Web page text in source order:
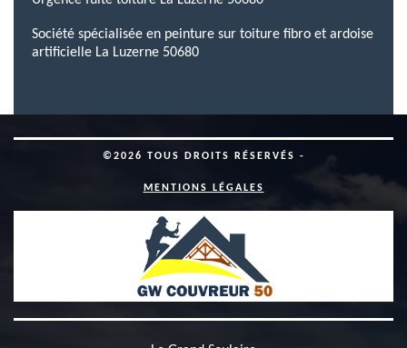
Société spécialisée en peinture sur toiture fibro et ardoise
artificielle La Luzerne 50680
©2026 TOUS DROITS RÉSERVÉS -
MENTIONS LÉGALES